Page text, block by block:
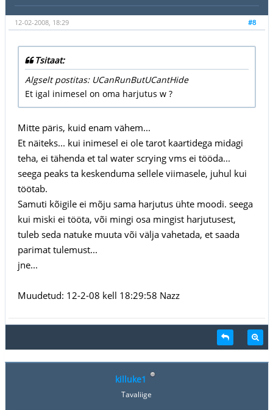
#8
12-02-2008, 18:29
Tsitaat:
Algselt postitas: UCanRunButUCantHide
Et igal inimesel on oma harjutus w ?
Mitte päris, kuid enam vähem...
Et näiteks... kui inimesel ei ole tarot kaartidega midagi
teha, ei tähenda et tal water scrying vms ei tööda...
seega peaks ta keskenduma sellele viimasele, juhul kui
töötab.
Samuti kõigile ei mõju sama harjutus ühte moodi. seega
kui miski ei tööta, või mingi osa mingist harjutusest,
tuleb seda natuke muuta või välja vahetada, et saada
parimat tulemust...
jne...
Muudetud: 12-2-08 kell 18:29:58 Nazz
killuke1
Tavaliige